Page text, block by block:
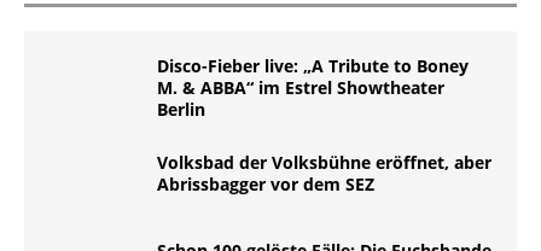
Disco-Fieber live: „A Tribute to Boney
M. & ABBA“ im Estrel Showtheater
Berlin
Volksbad der Volksbühne eröffnet, aber
Abrissbagger vor dem SEZ